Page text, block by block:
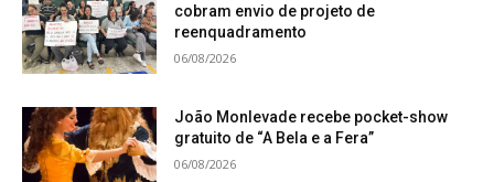
cobram envio de projeto de
reenquadramento
06/08/2026
João Monlevade recebe pocket-show
gratuito de “A Bela e a Fera”
06/08/2026